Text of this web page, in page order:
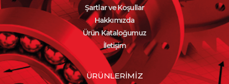
Şartlar ve Koşullar
Hakkımızda
Ürün Kataloğumuz
İletişim
ÜRÜNLERİMİZ